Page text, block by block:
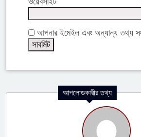
আপনার ইমেইল এবং অন্যান্য তথ্য
আপলোডকারীর তথ্য